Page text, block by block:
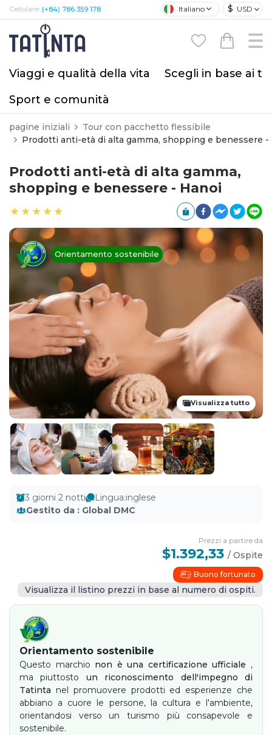
Cellulare: (+84) 786 359 178 Italiano $ USD
Viaggi e qualità della vita
Scegli in base ai
Sport e comunità
pagine iniziali
Tour con pacchetto flessibile
Prodotti anti-età di alta gamma, shopping e benessere -
Prodotti anti-età di alta gamma,
shopping e benessere - Hanoi
Orientamento sostenibile
Visualizza tutto
3 giorni 2 notti Lingua:inglese
Gestito da : Global DMC
Orientamento sostenibile
Questo marchio non è una certificazione ufficiale ,
ma piuttosto un riconoscimento dell'impegno di
Tatinta nel promuovere prodotti ed esperienze che
abbiano a cuore le persone, la cultura e l'ambiente,
orientandosi verso un turismo più consapevole e
sostenibile.
Prezzi a partire da
$1.392,33 / Ospite
Buono fortunato
Visualizza il listino prezzi in base al numero di ospiti.